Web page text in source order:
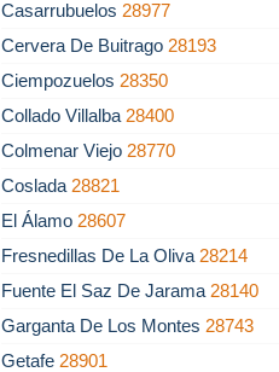
Casarrubuelos 28977
Cervera De Buitrago 28193
Ciempozuelos 28350
Collado Villalba 28400
Colmenar Viejo 28770
Coslada 28821
El Álamo 28607
Fresnedillas De La Oliva 28214
Fuente El Saz De Jarama 28140
Garganta De Los Montes 28743
Getafe 28901